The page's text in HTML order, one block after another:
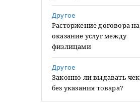
Другое
Расторжение договора на
оказание услуг между
физлицами
Другое
Законно ли выдавать чек
без указания товара?